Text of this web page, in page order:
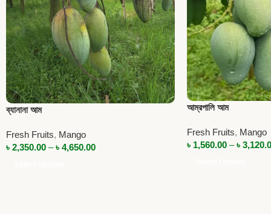
ব্যানানা আম
Fresh Fruits, Mango
৳ 2,350.00 – ৳ 4,650.00
আম্রপালি আম
Fresh Fruits, Mango
৳ 1,560.00 – ৳